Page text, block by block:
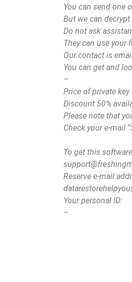
You can send one
But we can
Do not ask
They can use your
Our contact is
You can get and
–
Price of private
Discount 50%
Please note that
Check your e-mail
To get this
Reserve e-mail
Your personal ID:
–